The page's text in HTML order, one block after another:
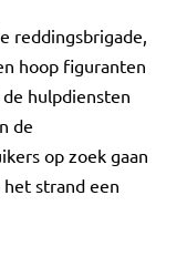
reddingsbrigade,
hoop figuranten
hulpdiensten
de
op zoek gaan
strand een